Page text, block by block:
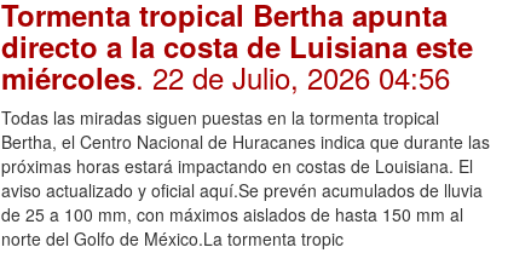
Tormenta tropical Bertha apunta
directo a la costa de Luisiana este
miércoles. 22 de Julio, 2026 04:56
Todas las miradas siguen puestas en la tormenta tropical
Bertha, el Centro Nacional de Huracanes indica que durante las
próximas horas estará impactando en costas de Louisiana. El
aviso actualizado y oficial aquí.Se prevén acumulados de lluvia
de 25 a 100 mm, con máximos aislados de hasta 150 mm al
norte del Golfo de México.La tormenta tropic